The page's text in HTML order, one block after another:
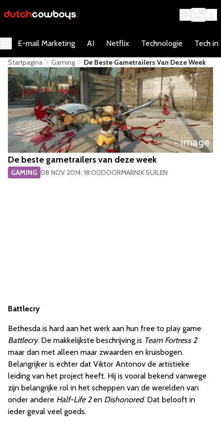
E-mail Marketing AI Netflix Technologie Tech in
Startpagina Gaming De Beste Gametrailers Van Deze Week
De beste gametrailers van deze week
GAMING 08 NOV 2014, 18:00DOORMARNIX SUILEN
Battlecry
Bethesda is hard aan het werk aan hun free to play game
Battlecry. De makkelijkste beschrijving is Team Fortress 2
maar dan met alleen maar zwaarden en kruisbogen.
Belangrijker is echter dat Viktor Antonov de artistieke
leiding van het project heeft. Hij is vooral bekend vanwege
zijn belangrijke rol in het scheppen van de werelden van
onder andere Half-Life 2en Dishonored. Dat belooft in
ieder geval veel goeds.